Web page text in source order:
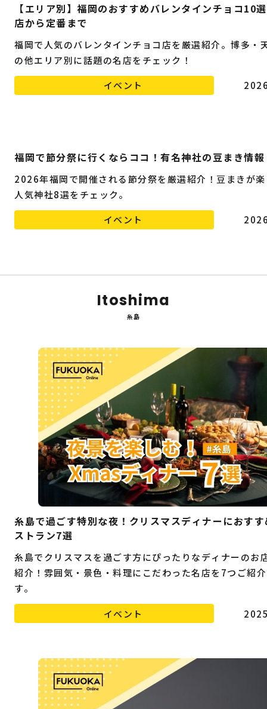
【エリア別】福岡のおすすめバレンタインチョコ10
店から定番まで
福岡で人気のバレンタインチョコ店を厳選紹介。博多・
の他エリア別に話題の名店をチェック！
イベント
福岡で節分祭に行くならココ！有名神社の豆まき情報
2026年福岡で開催される節分祭を厳選紹介！豆まきが
人気神社8選をチェック。
イベント
Itoshima
糸島
糸島で過ごす特別な夜！クリスマスディナーにおす
ストラン7選
糸島でクリスマスを過ごす方にぴったりなディナーのお
紹介！雰囲気・景色・料理にこだわった名店を7つご紹
す。
イベント